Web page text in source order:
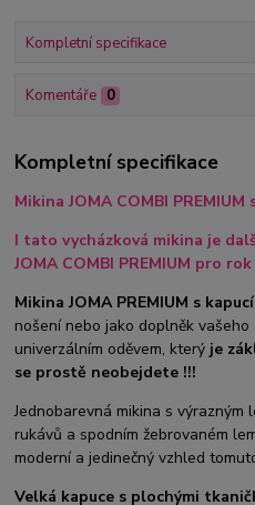
Kompletní specifikace
Komentáře 0
Kompletní specifikace
Mikina JOMA COMBI PREMIUM
I tato vycházková mikina je
JOMA COMBI PREMIUM pro rok
Mikina JOMA PREMIUM s kapucí
nošení nebo jako doplněk
univerzálním oděvem, který je
se prostě neobejdete !!!
Jednobarevná mikina s výrazným
rukávů a spodním žebrovaném
moderní a jedinečný vzhled
Velká kapuce s plochými